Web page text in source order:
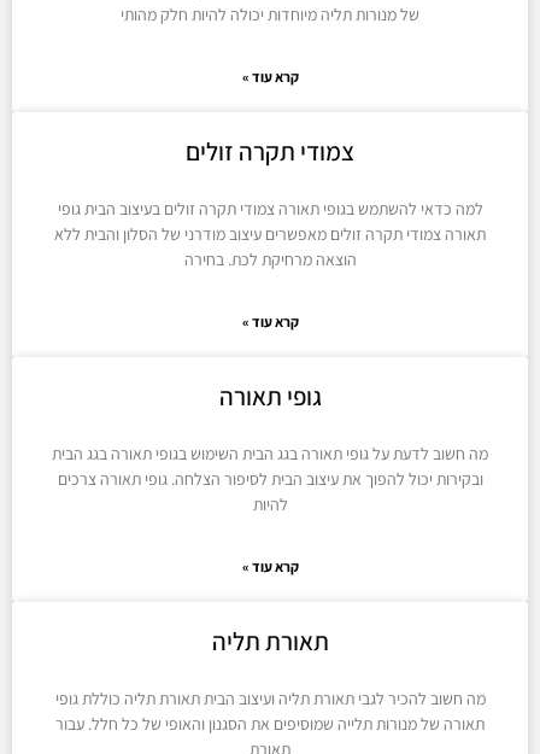
של מנורות תליה מיוחדות יכולה להיות חלק מהותי
קרא עוד »
צמודי תקרה זולים
למה כדאי להשתמש בגופי תאורה צמודי תקרה זולים בעיצוב הבית גופי
תאורה צמודי תקרה זולים מאפשרים עיצוב מודרני של הסלון והבית ללא
הוצאה מרחיקת לכת. בחירה
קרא עוד »
גופי תאורה
מה חשוב לדעת על גופי תאורה בגג הבית השימוש בגופי תאורה בגג הבית
ובקירות יכול להפוך את עיצוב הבית לסיפור הצלחה. גופי תאורה צרכים
להיות
קרא עוד »
תאורת תליה
מה חשוב להכיר לגבי תאורת תליה ועיצוב הבית תאורת תליה כוללת גופי
תאורה של מנורות תלייה שמוסיפים את הסגנון והאופי של כל חלל. עבור
תאורת